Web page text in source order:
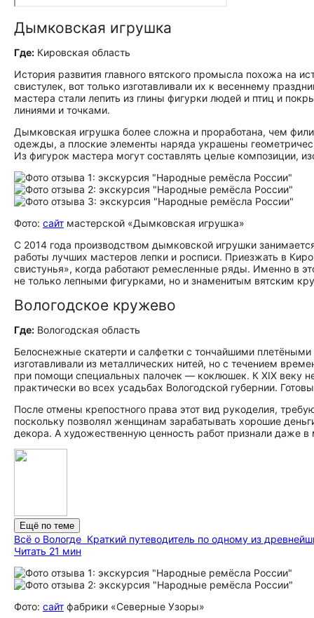
Дымковская игрушка
Где: Кировская область
История развития главного вятского промысла похожа на
свистулек, вот только изготавливали их к весеннему
мастера стали лепить из глины фигурки людей и птиц и
линиями и точками.
Дымковская игрушка более сложна и проработана, чем
одежды, а плоские элементы наряда украшены
Из фигурок мастера могут составлять целые
Фото: сайт мастерской «Дымковская игрушка»
С 2014 года производством дымковской игрушки
работы лучших мастеров лепки и росписи. Приезжать в
свистунья», когда работают ремесленные ряды. Именно в
не только лепными фигурками, но и знаменитым вятским
Вологодское кружево
Где: Вологодская область
Белоснежные скатерти и салфетки с тончайшими
изготавливали из металлических нитей, но с течением
при помощи специальных палочек — коклюшек. К XIX веку
практически во всех усадьбах Вологодской губернии.
После отмены крепостного права этот вид рукоделия,
поскольку позволял женщинам зарабатывать хорошие
декора. А художественную ценность работ признали даже
Ещё по теме
Всё о Вологде Краткий путеводитель по одному из
Читать 21 мин
Фото: сайт фабрики «Северные Узоры»